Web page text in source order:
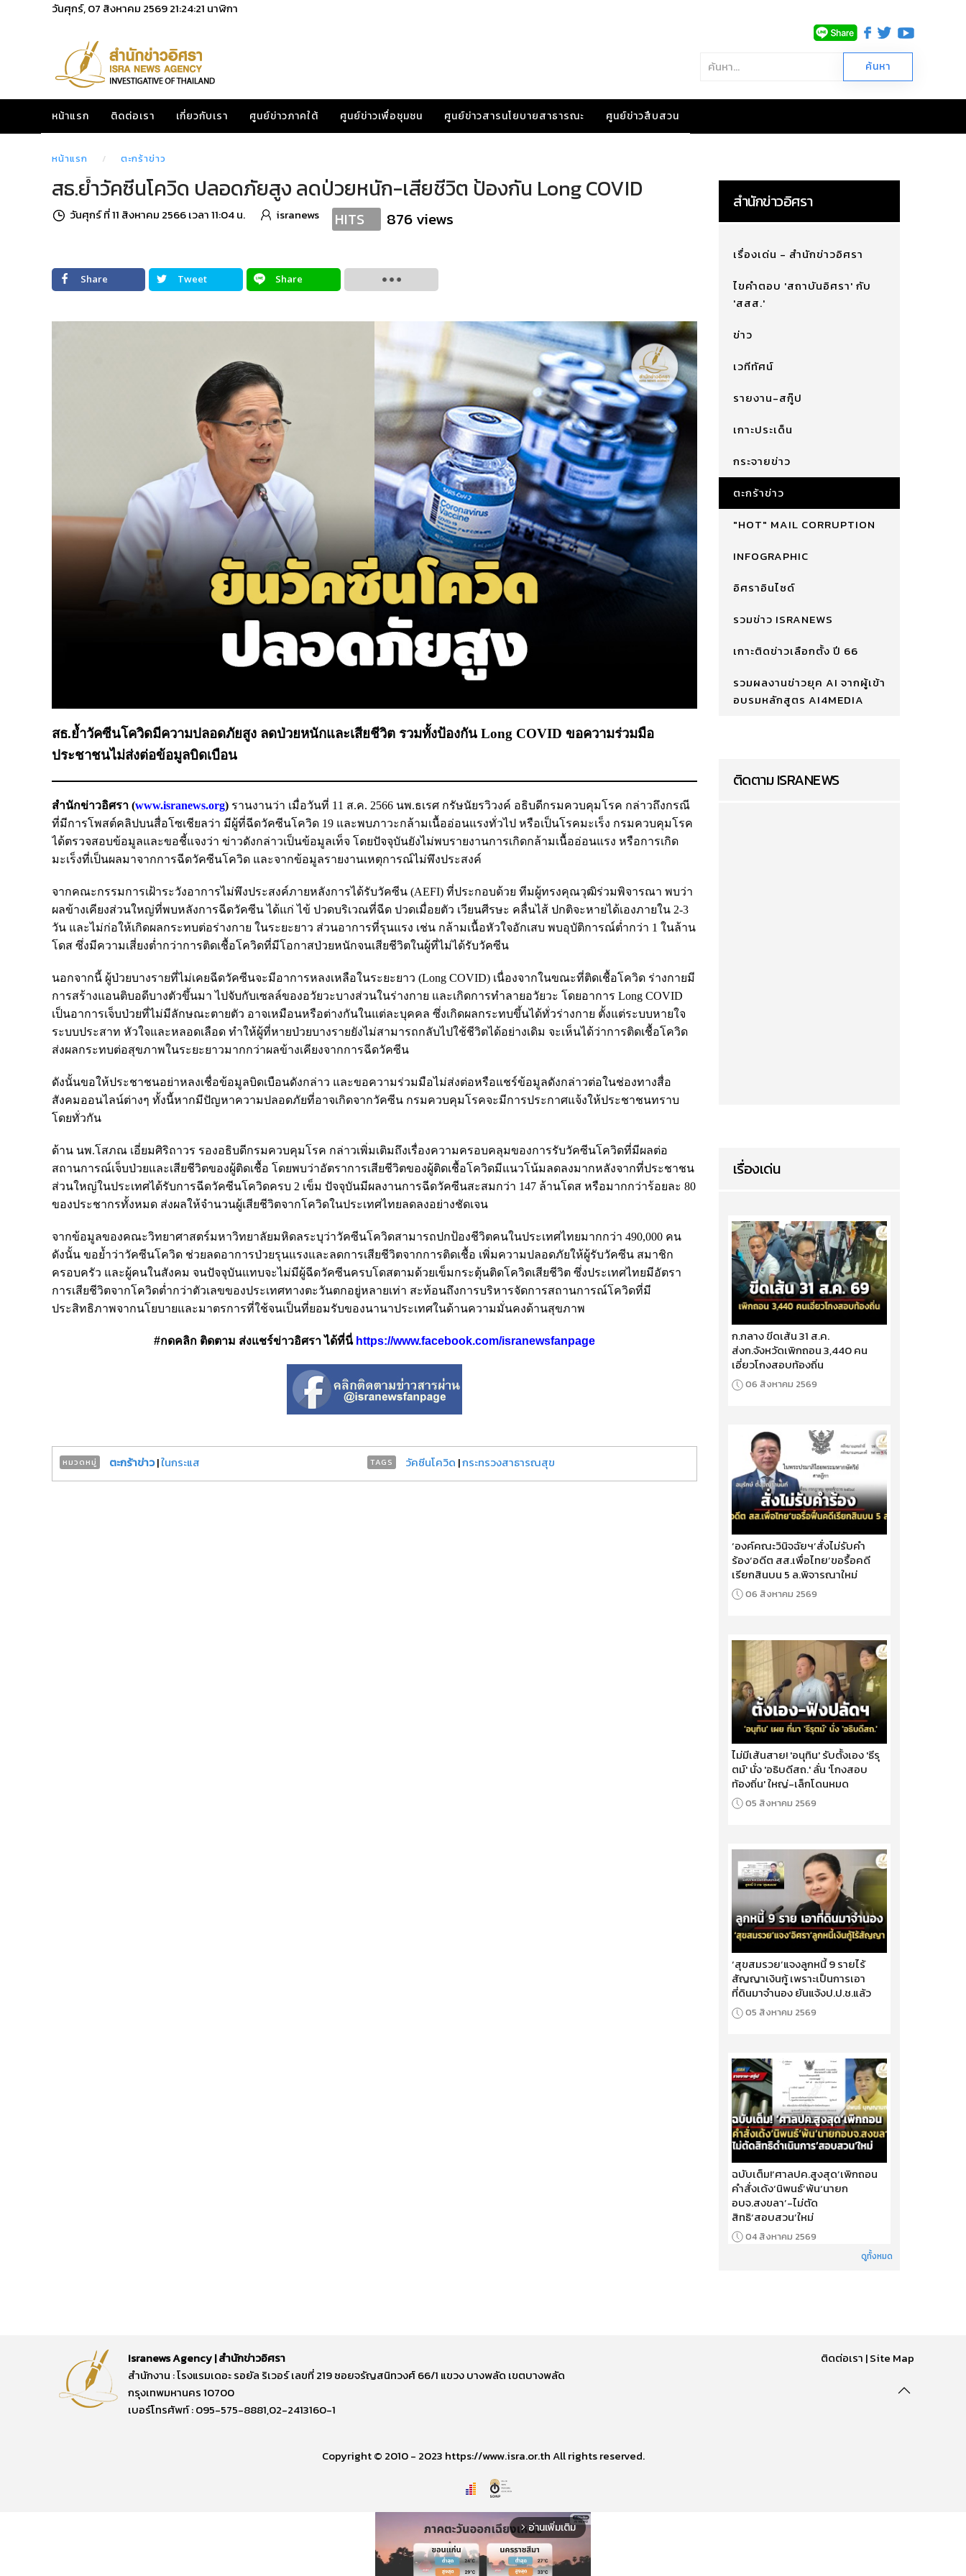
วันศุกร์, 07 สิงหาคม 256921:24:22นาฬิกา
หน้าแรก ติดต่อเรา เกี่ยวกับเรา ศูนย์ข่าวภาคใต้ ศูนย์ข่าวเพื่อชุมชน ศูนย์ข่าวสารนโยบายสาธารณะ ศูนย์ข่าวสืบสวน
หน้าแรก ตะกร้าข่าว
สธ.ย้ำวัคซีนโควิด ปลอดภัยสูง ลดป่วยหนัก-เสียชีวิต ป้องกัน Long COVID
วันศุกร์ ที่ 11 สิงหาคม 2566 เวลา 11:04 น. isranews HITS 876 views
Share Tweet Share
สธ.ย้ำวัคซีนโควิดมีความปลอดภัยสูง ลดป่วยหนักและเสียชีวิต รวมทั้งป้องกัน Long COVID ขอความร่วมมือ
ประชาชนไม่ส่งต่อข้อมูลบิดเบือน
สำนักข่าวอิศรา (www.isranews.org) รานงานว่า เมื่อวันที่ 11 ส.ค. 2566 นพ.ธเรศ กรัษนัยรวิวงค์ อธิบดีกรมควบคุมโรค กล่าวถึงกรณี
ที่มีการโพสต์คลิปบนสื่อโซเชียลว่า มีผู้ที่ฉีดวัคซีนโควิด 19 และพบภาวะกล้ามเนื้ออ่อนแรงทั่วไป หรือเป็นโรคมะเร็ง กรมควบคุมโรค
ได้ตรวจสอบข้อมูลและขอชี้แจงว่า ข่าวดังกล่าวเป็นข้อมูลเท็จ โดยปัจจุบันยังไม่พบรายงานการเกิดกล้ามเนื้ออ่อนแรง หรือการเกิด
มะเร็งที่เป็นผลมาจากการฉีดวัคซีนโควิด และจากข้อมูลรายงานเหตุการณ์ไม่พึงประสงค์
จากคณะกรรมการเฝ้าระวังอาการไม่พึงประสงค์ภายหลังการได้รับวัคซีน (AEFI) ที่ประกอบด้วย ทีมผู้ทรงคุณวุฒิร่วมพิจารณา พบว่า
ผลข้างเคียงส่วนใหญ่ที่พบหลังการฉีดวัคซีน ได้แก่ ไข้ ปวดบริเวณที่ฉีด ปวดเมื่อยตัว เวียนศีรษะ คลื่นไส้ ปกติจะหายได้เองภายใน 2-3
วัน และไม่ก่อให้เกิดผลกระทบต่อร่างกาย ในระยะยาว ส่วนอาการที่รุนแรง เช่น กล้ามเนื้อหัวใจอักเสบ พบอุบัติการณ์ต่ำกว่า 1 ในล้าน
โดส ซึ่งมีความเสี่ยงต่ำกว่าการติดเชื้อโควิดที่มีโอกาสป่วยหนักจนเสียชีวิตในผู้ที่ไม่ได้รับวัคซีน
นอกจากนี้ ผู้ป่วยบางรายที่ไม่เคยฉีดวัคซีนจะมีอาการหลงเหลือในระยะยาว (Long COVID) เนื่องจากในขณะที่ติดเชื้อโควิด ร่างกายมี
การสร้างแอนติบอดีบางตัวขึ้นมา ไปจับกับเซลล์ของอวัยวะบางส่วนในร่างกาย และเกิดการทำลายอวัยวะ โดยอาการ Long COVID
เป็นอาการเจ็บป่วยที่ไม่มีลักษณะตายตัว อาจเหมือนหรือต่างกันในแต่ละบุคคล ซึ่งเกิดผลกระทบขึ้นได้ทั่วร่างกาย ตั้งแต่ระบบหายใจ
ระบบประสาท หัวใจและหลอดเลือด ทำให้ผู้ที่หายป่วยบางรายยังไม่สามารถกลับไปใช้ชีวิตได้อย่างเดิม จะเห็นได้ว่าการติดเชื้อโควิด
ส่งผลกระทบต่อสุขภาพในระยะยาวมากกว่าผลข้างเคียงจากการฉีดวัคซีน
ดังนั้นขอให้ประชาชนอย่าหลงเชื่อข้อมูลบิดเบือนดังกล่าว และขอความร่วมมือไม่ส่งต่อหรือแชร์ข้อมูลดังกล่าวต่อในช่องทางสื่อ
สังคมออนไลน์ต่างๆ ทั้งนี้หากมีปัญหาความปลอดภัยที่อาจเกิดจากวัคซีน กรมควบคุมโรคจะมีการประกาศแจ้งให้ประชาชนทราบ
โดยทั่วกัน
ด้าน นพ.โสภณ เอี่ยมศิริถาวร รองอธิบดีกรมควบคุมโรค กล่าวเพิ่มเติมถึงเรื่องความครอบคลุมของการรับวัคซีนโควิดที่มีผลต่อ
สถานการณ์เจ็บป่วยและเสียชีวิตของผู้ติดเชื้อ โดยพบว่าอัตราการเสียชีวิตของผู้ติดเชื้อโควิดมีแนวโน้มลดลงมากหลังจากที่ประชาชน
ส่วนใหญ่ในประเทศได้รับการฉีดวัคซีนโควิดครบ 2 เข็ม ปัจจุบันมีผลงานการฉีดวัคซีนสะสมกว่า 147 ล้านโดส หรือมากกว่าร้อยละ 80
ของประชากรทั้งหมด ส่งผลให้จำนวนผู้เสียชีวิตจากโควิดในประเทศไทยลดลงอย่างชัดเจน
จากข้อมูลของคณะวิทยาศาสตร์มหาวิทยาลัยมหิดลระบุว่าวัคซีนโควิดสามารถปกป้องชีวิตคนในประเทศไทยมากกว่า 490,000 คน
ดังนั้น ขอย้ำว่าวัคซีนโควิด ช่วยลดอาการป่วยรุนแรงและลดการเสียชีวิตจากการติดเชื้อ เพิ่มความปลอดภัยให้ผู้รับวัคซีน สมาชิก
ครอบครัว และผู้คนในสังคม จนปัจจุบันแทบจะไม่มีผู้ฉีดวัคซีนครบโดสตามด้วยเข็มกระตุ้นติดโควิดเสียชีวิต ซึ่งประเทศไทยมีอัตรา
การเสียชีวิตจากโควิดต่ำกว่าตัวเลขของประเทศทางตะวันตกอยู่หลายเท่า สะท้อนถึงการบริหารจัดการสถานการณ์โควิดที่มี
ประสิทธิภาพจากนโยบายและมาตรการที่ใช้จนเป็นที่ยอมรับของนานาประเทศในด้านความมั่นคงด้านสุขภาพ
#กดคลิก ติดตาม ส่งแชร์ข่าวอิศรา ได้ที่นี่ https://www.facebook.com/isranewsfanpage
หมวดหมู่ ตะกร้าข่าว|ในกระแส TAGS วัคซีนโควิด |กระทรวงสาธารณสุข
สำนักข่าวอิศรา
เรื่องเด่น - สำนักข่าวอิศรา
ไขคำตอบ 'สถาบันอิศรา' กับ
'สสส.'
ข่าว
เวทีทัศน์
รายงาน-สกู๊ป
เกาะประเด็น
กระจายข่าว
ตะกร้าข่าว
"HOT" MAIL CORRUPTION
INFOGRAPHIC
อิศราอินไซด์
รวมข่าว ISRANEWS
เกาะติดข่าวเลือกตั้ง ปี 66
รวมผลงานข่าวยุค AI จากผู้เข้า
อบรมหลักสูตร AI4MEDIA
ติดตาม ISRANEWS
เรื่องเด่น
ก.กลาง ขีดเส้น 31 ส.ค.
ส่งก.จังหวัดเพิกถอน 3,440 คน
เอี่ยวโกงสอบท้องถิ่น
06 สิงหาคม 2569
‘องค์คณะวินิจฉัยฯ’สั่งไม่รับคำ
ร้อง‘อดีต สส.เพื่อไทย’ขอรื้อคดี
เรียกสินบน 5 ล.พิจารณาใหม่
06 สิงหาคม 2569
ไม่มีเส้นสาย! 'อนุทิน' รับตั้งเอง 'ธีรุ
ตม์' นั่ง 'อธิบดีสถ.' ลั่น 'โกงสอบ
ท้องถิ่น' ใหญ่-เล็กโดนหมด
05 สิงหาคม 2569
‘สุขสมรวย’แจงลูกหนี้ 9 รายไร้
สัญญาเงินกู้ เพราะเป็นการเอา
ที่ดินมาจำนอง ยันแจ้งป.ป.ช.แล้ว
05 สิงหาคม 2569
ฉบับเต็ม!‘ศาลปค.สูงสุด’เพิกถอน
คำสั่งเด้ง‘นิพนธ์’พ้น‘นายก
อบจ.สงขลา’-ไม่ตัด
สิทธิ‘สอบสวน’ใหม่
04 สิงหาคม 2569
ดูทั้งหมด
Isranews Agency | สำนักข่าวอิศรา
สำนักงาน : โรงแรมเดอะ รอยัล ริเวอร์ เลขที่ 219 ซอยจรัญสนิทวงศ์ 66/1 แขวง บางพลัด เขตบางพลัด
กรุงเทพมหานคร 10700
เบอร์โทรศัพท์ : 095-575-8881,02-2413160-1
ติดต่อเรา |Site Map
Copyright © 2010 - 2023 https://www.isra.or.th All rights reserved.
arrow_forward_ios อ่านเพิ่มเติม